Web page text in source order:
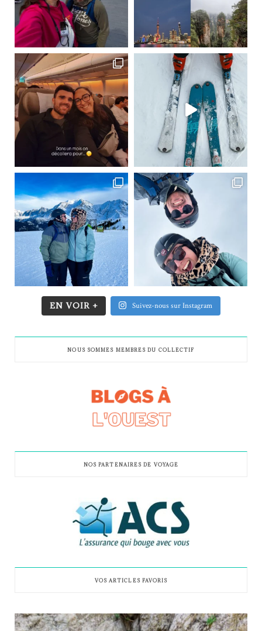
EN VOIR + Suivez-nous sur Instagram
NOUS SOMMES MEMBRES DU COLLECTIF
NOS PARTENAIRES DE VOYAGE
VOS ARTICLES FAVORIS